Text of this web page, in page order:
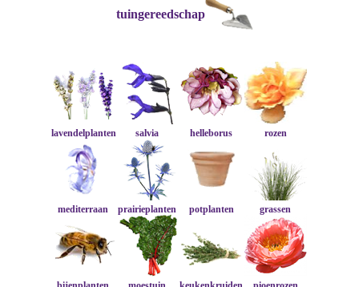
tuingereedschap
lavendelplanten salvia helleborus rozen
mediterraan prairieplanten potplanten grassen